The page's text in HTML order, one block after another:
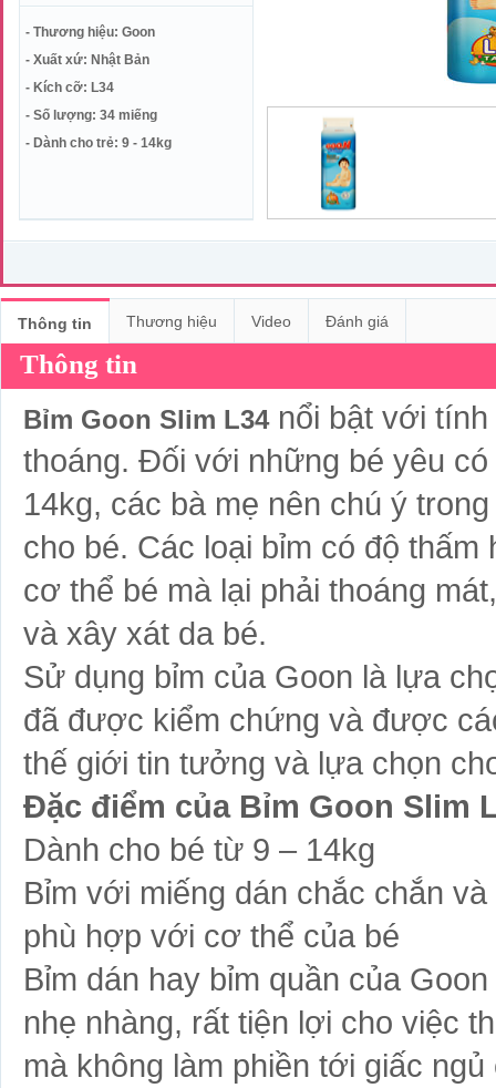
- Thương hiệu: Goon
- Xuất xứ: Nhật Bản
- Kích cỡ: L34
- Số lượng: 34 miếng
- Dành cho trẻ: 9 - 14kg
Thông tin Thương hiệu Video Đánh giá
Thông tin
Bỉm Goon Slim L34nổi bật với tính
thoáng. Đối với những bé yêu
14kg, các bà mẹ nên chú ý
cho bé. Các loại bỉm có độ thấm
cơ thể bé mà lại phải thoáng
và xây xát da bé.
Sử dụng bỉm của Goon là lựa
đã được kiểm chứng và được
thế giới tin tưởng và lựa chọn
Đặc điểm của Bỉm Goon Slim
Dành cho bé từ 9 – 14kg
Bỉm với miếng dán chắc chắn
phù hợp với cơ thể của bé
Bỉm dán hay bỉm quần của
nhẹ nhàng, rất tiện lợi cho việc
mà không làm phiền tới giấc ngủ